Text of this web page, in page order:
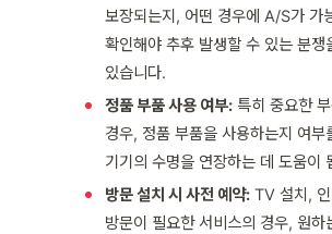
보장되는지, 어떤 경우에 A/S가 가
확인해야 추후 발생할 수 있는 분쟁
있습니다.
정품 부품 사용 여부: 특히 중요한
경우, 정품 부품을 사용하는지 여부
기기의 수명을 연장하는 데 도움이
방문 설치 시 사전 예약: TV 설치,
방문이 필요한 서비스의 경우, 원하